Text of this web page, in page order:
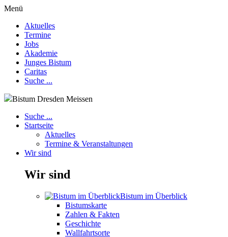
Menü
Aktuelles
Termine
Jobs
Akademie
Junges Bistum
Caritas
Suche ...
Bistum Dresden Meissen
Suche ...
Startseite
Aktuelles
Termine & Veranstaltungen
Wir sind
Wir sind
Bistum im Überblick
Bistumskarte
Zahlen & Fakten
Geschichte
Wallfahrtsorte